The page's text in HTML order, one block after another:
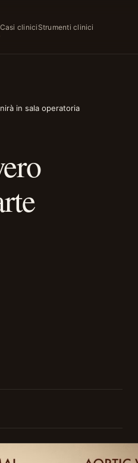
Casi clinici Strumenti clinici
in sala operatoria